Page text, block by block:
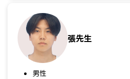
張先生
男性